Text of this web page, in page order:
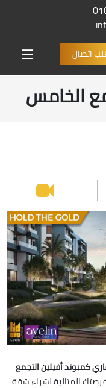
اتصال
الخامس
كمبوند أفيلين التجمع
المثالية لشراء شقة